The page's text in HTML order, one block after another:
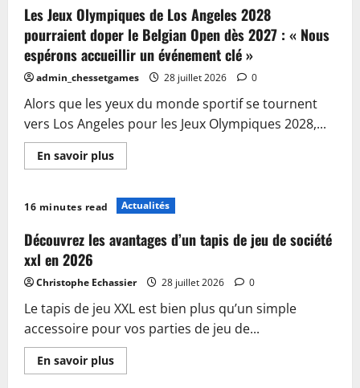
et
astuces
du
jeu
de
société
toc
2026
Les Jeux Olympiques de Los Angeles 2028
pourraient doper le Belgian Open dès 2027 : « Nous
espérons accueillir un événement clé »
admin_chessetgames 28 juillet 2026 0
Alors que les yeux du monde sportif se tournent
vers Los Angeles pour les Jeux Olympiques 2028,...
En savoir plusEn
savoir
Les
Jeux
de
Los
pourraient
doper
le
Belgian
Open
dès
2027
:
«
Nous
16 minutes read Actualités
Découvrez les avantages d’un tapis de jeu de société
xxl en 2026
Christophe Echassier 28 juillet 2026 0
Le tapis de jeu XXL est bien plus qu’un simple
accessoire pour vos parties de jeu de...
En savoir plusEn
savoir